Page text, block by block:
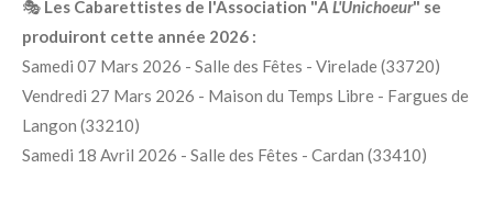
🎭 Les Cabarettistes de l'Association "A L'Unichoeur" se
produiront cette année 2026 :
Samedi 07 Mars 2026 - Salle des Fêtes - Virelade (33720)
Vendredi 27 Mars 2026 - Maison du Temps Libre - Fargues de
Langon (33210)
Samedi 18 Avril 2026 - Salle des Fêtes - Cardan (33410)